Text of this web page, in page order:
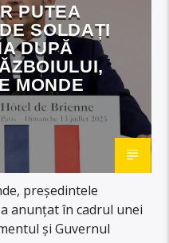
PUTEA
SOLDAȚI
DUPĂ
MONDE
președintele
anunțat în cadrul unei
și Guvernul